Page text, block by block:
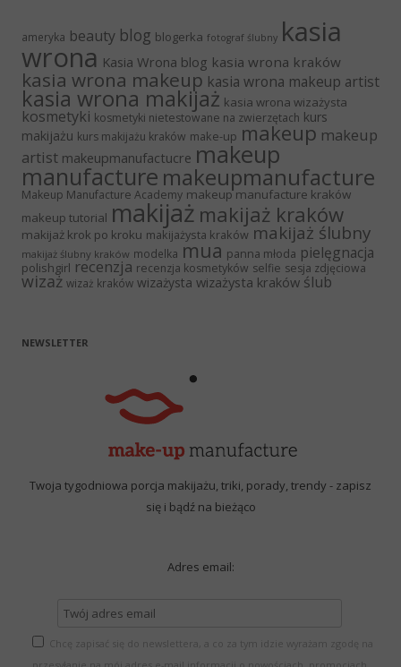
ameryka beauty blog blogerka fotograf ślubny kasia
wrona Kasia Wrona blog kasia wrona kraków
kasia wrona makeup kasia wrona makeup artist
kasia wrona makijaż kasia wrona wizażysta
kosmetyki kosmetyki nietestowane na zwierzętach kurs
makijażu kurs makijażu kraków make-up makeup makeup
artist makeupmanufactucre makeup
manufacture makeupmanufacture
Makeup Manufacture Academy makeup manufacture kraków
makeup tutorial makijaż makijaż kraków
makijaż krok po kroku makijażysta kraków makijaż ślubny
makijaż ślubny kraków modelka mua panna młoda pielęgnacja
polishgirl recenzja recenzja kosmetyków selfie sesja zdjęciowa
wizaż wizaż kraków wizażysta wizażysta kraków ślub
NEWSLETTER
Twoja tygodniowa porcja makijażu, triki, porady, trendy - zapisz
się i bądź na bieżąco
Adres email:
Chcę zapisać się do newslettera, a co za tym idzie wyrażam zgodę na